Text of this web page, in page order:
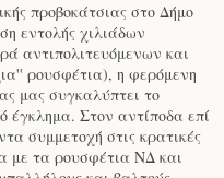
προβοκάτσιας στο Δήμο
εντολής χιλιάδων
αντιπολιτευόμενων και
ρουσφέτια), η φερόμενη
μας συγκαλύπτει το
έγκλημα. Στον αντίποδα επί
συμμετοχή στις κρατικές
με τα ρουσφέτια ΝΔ και